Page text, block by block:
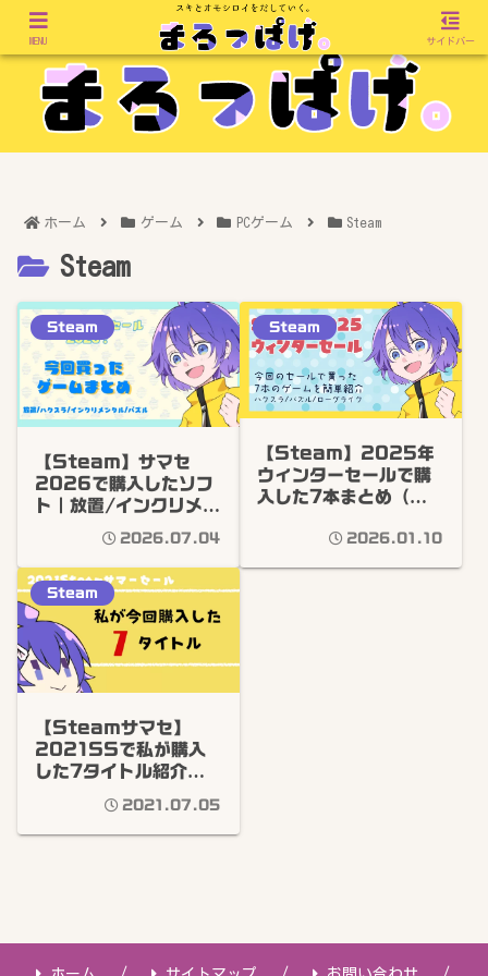
ホーム ゲーム PCゲーム Steam
Steam
Steam
【Steam】サマセ
2026で購入したソフ
ト｜放置/インクリメン
2026.07.04
Steam
【Steam】2025年
ウィンターセールで購
入した7本まとめ（ハ
簡単感想あり2026.01.10
Steam
【Steamサマセ】
2021SSで私が購入
した7タイトル紹介。
2021.07.05
MENU サイドバー